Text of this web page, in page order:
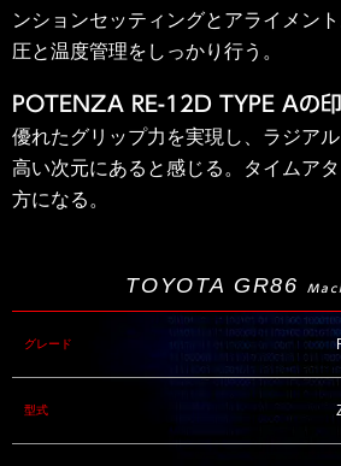
ンションセッティングとアライメン
圧と温度管理をしっかり行う。
POTENZA RE-12D TYPE Aの
優れたグリップ力を実現し、ラジア
高い次元にあると感じる。タイムア
方になる。
TOYOTA GR86
グレード
型式